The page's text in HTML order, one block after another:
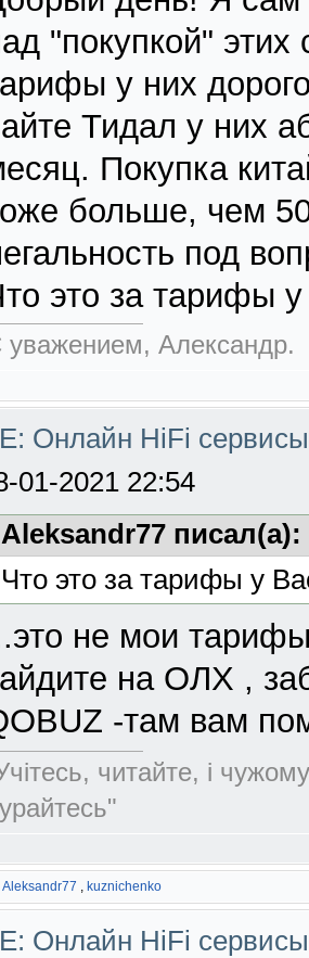
"покупкой" этих
у них
Тидал у них
Покупка
больше, чем
под
это за тарифы
уважением, Александр.
Онлайн HiFi
01-2021 22:54
Aleksandr77 писал(а):
Что это за тарифы у
не мои
на ОЛХ ,
-там вам
читайте, і
Aleksandr77 , kuznichenko
Онлайн HiFi